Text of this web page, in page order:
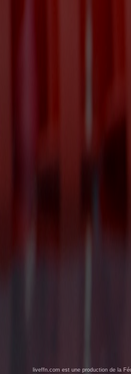
liveffn.com est une production de la